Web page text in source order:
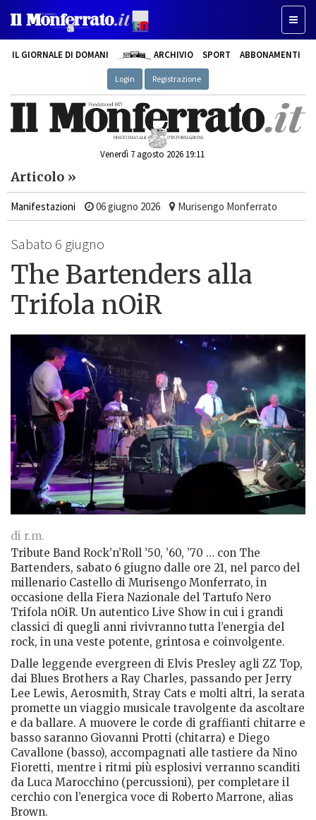
IL GIORNALE DI DOMANI ARCHIVIO SPORT ABBONAMENTI
Login Registrazione
Venerdì 7 agosto 2026 19:11
Articolo »
Manifestazioni 06 giugno 2026 Murisengo Monferrato
Sabato 6 giugno
The Bartenders alla
Trifola nOiR
di r.m.
Tribute Band Rock’n’Roll ’50, ’60, ’70 … con The
Bartenders, sabato 6 giugno dalle ore 21, nel parco del
millenario Castello di Murisengo Monferrato, in
occasione della Fiera Nazionale del Tartufo Nero
Trifola nOiR. Un autentico Live Show in cui i grandi
classici di quegli anni rivivranno tutta l’energia del
rock, in una veste potente, grintosa e coinvolgente.
Dalle leggende evergreen di Elvis Presley agli ZZ Top,
dai Blues Brothers a Ray Charles, passando per Jerry
Lee Lewis, Aerosmith, Stray Cats e molti altri, la serata
promette un viaggio musicale travolgente da ascoltare
e da ballare. A muovere le corde di graffianti chitarre e
basso saranno Giovanni Protti (chitarra) e Diego
Cavallone (basso), accompagnati alle tastiere da Nino
Fioretti, mentre i ritmi più esplosivi verranno scanditi
da Luca Marocchino (percussioni), per completare il
cerchio con l’energica voce di Roberto Marrone, alias
Brown.